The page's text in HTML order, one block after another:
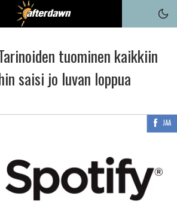
tuominen kaikkiin
saisi jo luvan loppua
JAA